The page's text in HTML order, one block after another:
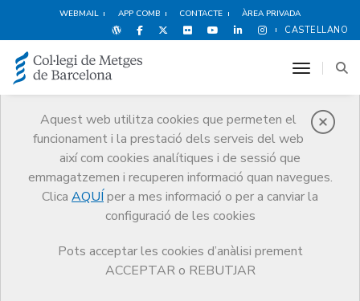
WEBMAIL APP COMB CONTACTE ÀREA PRIVADA
CASTELLANO
Aquest web utilitza cookies que permeten el
funcionament i la prestació dels serveis del web
així com cookies analítiques i de sessió que
emmagatzemen i recuperen informació quan navegues.
Clica AQUÍ per a mes informació o per a canviar la
configuració de les cookies
Pots acceptar les cookies d’anàlisi prement
ACCEPTAR o REBUTJAR
toggle
Obituaris
Obituaris Francesc Grimalt